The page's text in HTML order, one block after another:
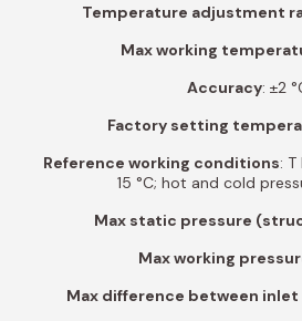
Temperature adjustment
Max working
Accuracy: ±2
Factory setting
Reference working conditions:
15 °C; hot and cold
Max static pressure
Max working
Max difference between